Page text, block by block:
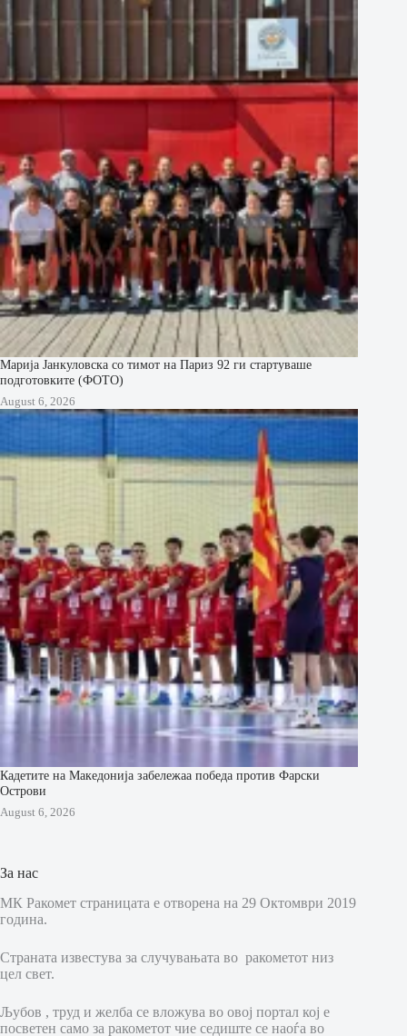
Марија Јанкуловска со тимот на Париз 92 ги стартуваше
подготовките (ФОТО)
August 6, 2026
Кадетите на Македонија забележаа победа против Фарски
Острови
August 6, 2026
За нас
МК Ракомет страницата е отворена на 29 Октомври 2019
година.
Страната известува за случувањата во ракометот низ
цел свет.
Љубов , труд и желба се вложува во овој портал кој е
посветен само за ракометот чие седиште се наоѓа во